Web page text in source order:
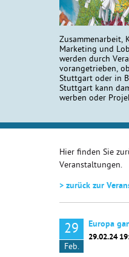
Zusammenarbeit,
Marketing und
werden durch
vorangetrieben,
Stuttgart oder in
Stuttgart kann
werben oder
Hier finden Sie
Veranstaltungen.
> zurück zur
29
Feb.
Europa
29.02.24